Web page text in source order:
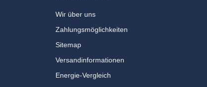
Wir über uns
Zahlungsmöglichkeiten
Sitemap
Versandinformationen
Energie-Vergleich